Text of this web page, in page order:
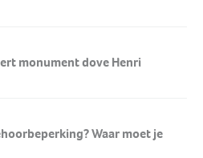
monument dove Henri
Waar moet je